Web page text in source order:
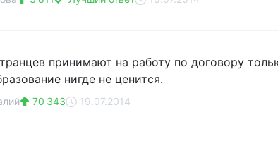
принимают на работу по договору
нигде не ценится.
70 343 19.07.2014